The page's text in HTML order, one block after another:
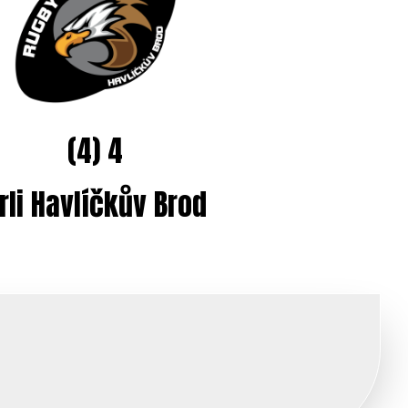
(4) 4
Havlíčkův Brod